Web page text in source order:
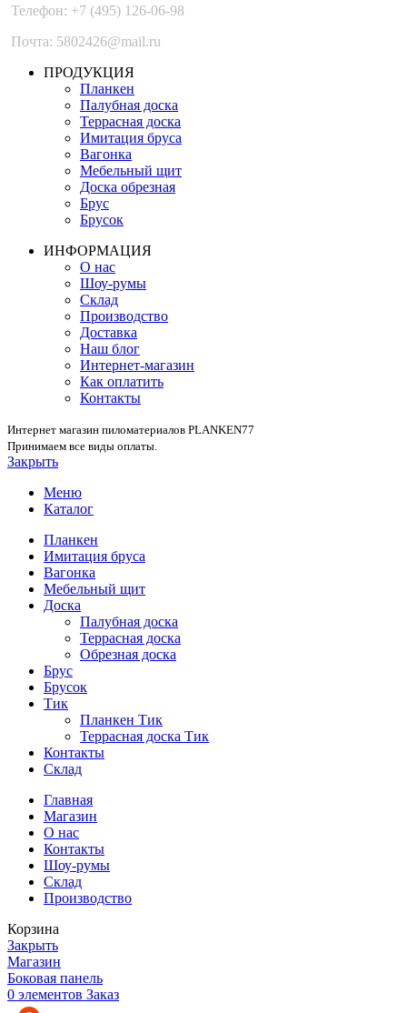
Телефон: +7 (495) 126-06-98
Почта: 5802426@mail.ru
ПРОДУКЦИЯ
Планкен
Палубная доска
Террасная доска
Имитация бруса
Вагонка
Мебельный щит
Доска обрезная
Брус
Брусок
ИНФОРМАЦИЯ
О нас
Шоу-румы
Склад
Производство
Доставка
Наш блог
Интернет-магазин
Как оплатить
Контакты
Интернет магазин пиломатериалов PLANKEN77
Принимаем все виды оплаты.
Закрыть
Меню
Каталог
Планкен
Имитация бруса
Вагонка
Мебельный щит
Доска
Палубная доска
Террасная доска
Обрезная доска
Брус
Брусок
Тик
Планкен Тик
Террасная доска Тик
Контакты
Склад
Главная
Магазин
О нас
Контакты
Шоу-румы
Склад
Производство
Корзина
Закрыть
Магазин
Боковая панель
0 элементов Заказ